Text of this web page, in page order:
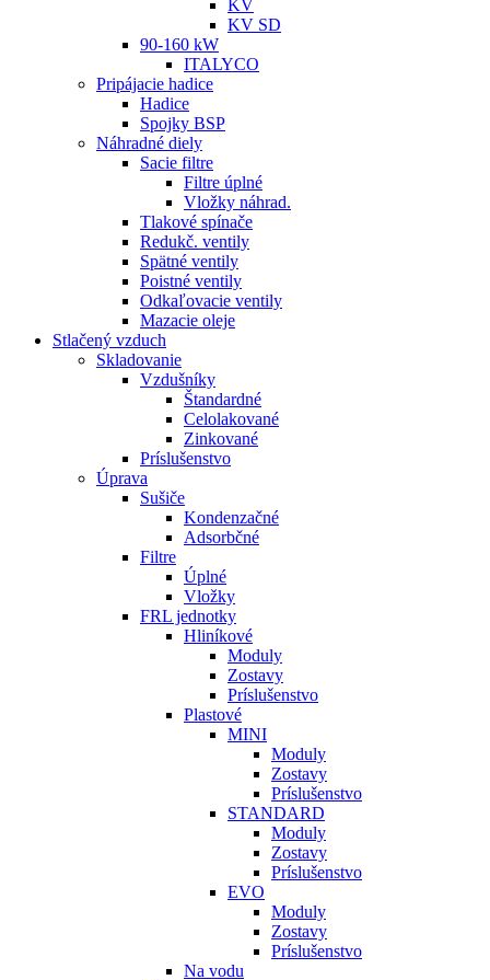
KV
KV SD
90-160 kW
ITALYCO
Pripájacie hadice
Hadice
Spojky BSP
Náhradné diely
Sacie filtre
Filtre úplné
Vložky náhrad.
Tlakové spínače
Redukč. ventily
Spätné ventily
Poistné ventily
Odkaľovacie ventily
Mazacie oleje
Stlačený vzduch
Skladovanie
Vzdušníky
Štandardné
Celolakované
Zinkované
Príslušenstvo
Úprava
Sušiče
Kondenzačné
Adsorbčné
Filtre
Úplné
Vložky
FRL jednotky
Hliníkové
Moduly
Zostavy
Príslušenstvo
Plastové
MINI
Moduly
Zostavy
Príslušenstvo
STANDARD
Moduly
Zostavy
Príslušenstvo
EVO
Moduly
Zostavy
Príslušenstvo
Na vodu